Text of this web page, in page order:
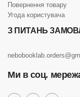
Повернення товару
Угода користувача
З ПИТАНЬ
Ми в соц.